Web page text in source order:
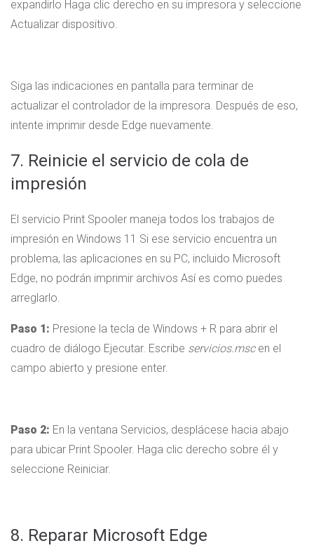
expandirlo Haga clic derecho en su impresora y seleccione
Actualizar dispositivo.
Siga las indicaciones en pantalla para terminar de
actualizar el controlador de la impresora. Después de eso,
intente imprimir desde Edge nuevamente.
7. Reinicie el servicio de cola de
impresión
El servicio Print Spooler maneja todos los trabajos de
impresión en Windows 11 Si ese servicio encuentra un
problema, las aplicaciones en su PC, incluido Microsoft
Edge, no podrán imprimir archivos Así es como puedes
arreglarlo.
Paso 1: Presione la tecla de Windows + R para abrir el
cuadro de diálogo Ejecutar. Escribe servicios.mscen el
campo abierto y presione enter.
Paso 2: En la ventana Servicios, desplácese hacia abajo
para ubicar Print Spooler. Haga clic derecho sobre él y
seleccione Reiniciar.
8. Reparar Microsoft Edge